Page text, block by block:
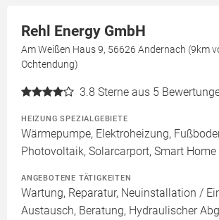
Rehl Energy GmbH
Am Weißen Haus 9, 56626 Andernach (9km
Ochtendung)
3.8 Sterne aus 5
HEIZUNG SPEZIALGEBIETE
Wärmepumpe, Elektroheizung,
Photovoltaik, Solarcarport, Smart Home
ANGEBOTENE TÄTIGKEITEN
Wartung, Reparatur, Neuinstallation /
Austausch, Beratung, Hydraulischer